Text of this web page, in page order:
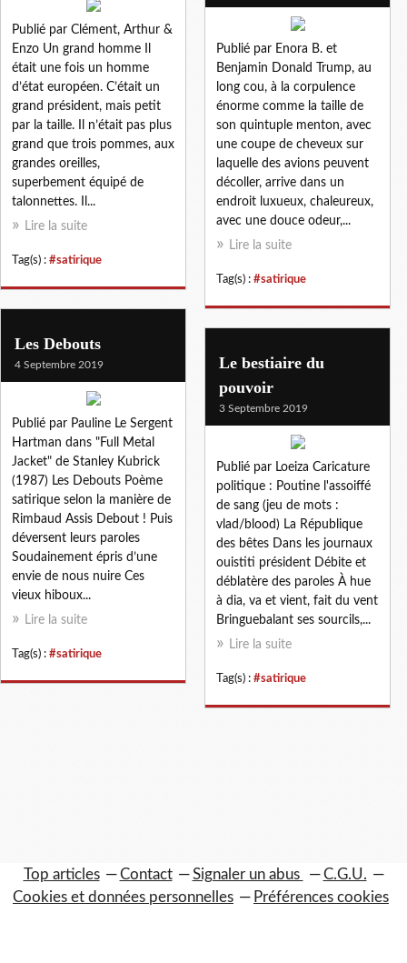
Publié par Clément, Arthur &
Enzo Un grand homme Il
était une fois un homme
d’état européen. C’était un
grand président, mais petit
par la taille. Il n’était pas plus
grand que trois pommes, aux
grandes oreilles,
superbement équipé de
talonnettes. Il...
Lire la suite
Tag(s) : #satirique
Publié par Enora B. et
Benjamin Donald Trump, au
long cou, à la corpulence
énorme comme la taille de
son quintuple menton, avec
une coupe de cheveux sur
laquelle des avions peuvent
décoller, arrive dans un
endroit luxueux, chaleureux,
avec une douce odeur,...
Lire la suite
Tag(s) : #satirique
Les Debouts
4 Septembre 2019
Publié par Pauline Le Sergent
Hartman dans "Full Metal
Jacket" de Stanley Kubrick
(1987) Les Debouts Poème
satirique selon la manière de
Rimbaud Assis Debout ! Puis
déversent leurs paroles
Soudainement épris d’une
envie de nous nuire Ces
vieux hiboux...
Lire la suite
Tag(s) : #satirique
Le bestiaire du
pouvoir
3 Septembre 2019
Publié par Loeiza Caricature
politique : Poutine l'assoiffé
de sang (jeu de mots :
vlad/blood) La République
des bêtes Dans les journaux
ouistiti président Débite et
déblatère des paroles À hue
à dia, va et vient, fait du vent
Bringuebalant ses sourcils,...
Lire la suite
Tag(s) : #satirique
Top articles Contact Signaler un abus
C.G.U.
Cookies et données personnelles
Préférences cookies